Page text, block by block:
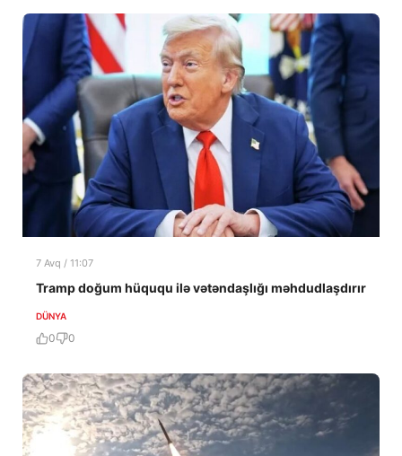
7 Avq / 11:07
Tramp doğum hüququ ilə vətəndaşlığı məhdudlaşdırır
DÜNYA
0 0